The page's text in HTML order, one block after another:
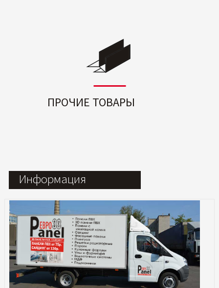
ПРОЧИЕ ТОВАРЫ
Информация